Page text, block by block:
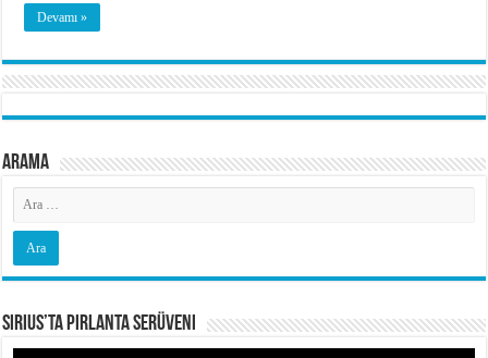
Devamı »
Arama
Sirius’ta Pırlanta Serüveni